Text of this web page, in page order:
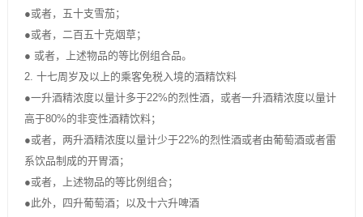
●或者，五十支雪茄；
●或者，二百五十克烟草；
● 或者，上述物品的等比例组合品。
2. 十七周岁及以上的乘客免税入境的酒精饮料
●一升酒精浓度以量计多于22%的烈性酒，或者一升酒精浓度以量计
高于80%的非变性酒精饮料；
●或者，两升酒精浓度以量计少于22%的烈性酒或者由葡萄酒或者雷
系饮品制成的开胃酒；
●或者，上述物品的等比例组合；
●此外，四升葡萄酒；以及十六升啤酒